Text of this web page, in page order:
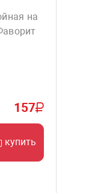
на
157
купить